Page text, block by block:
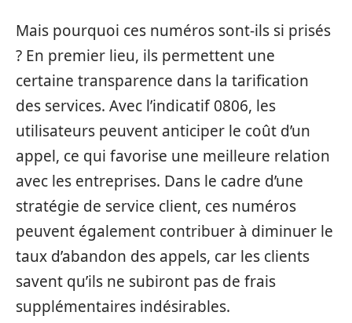
Mais pourquoi ces numéros sont-ils si prisés
? En premier lieu, ils permettent une
certaine transparence dans la tarification
des services. Avec l’indicatif 0806, les
utilisateurs peuvent anticiper le coût d’un
appel, ce qui favorise une meilleure relation
avec les entreprises. Dans le cadre d’une
stratégie de service client, ces numéros
peuvent également contribuer à diminuer le
taux d’abandon des appels, car les clients
savent qu’ils ne subiront pas de frais
supplémentaires indésirables.